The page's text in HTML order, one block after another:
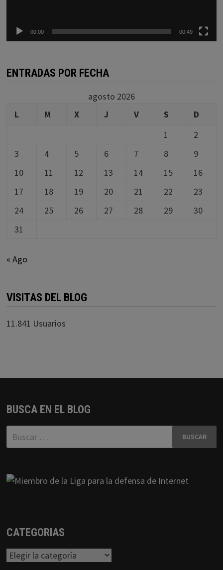
00:00 00:49
ENTRADAS POR FECHA
agosto 2026
L
M X J V S
D
1
2
3
4 5 6 7 8
9
10
11 12 13 14 15
16
17
18 19 20 21 22
23
24
25 26 27 28 29
30
31
« Ago
VISITAS DEL BLOG
11.841 Usuarios
BUSCA EN EL BLOG
Buscar:
CATEGORIAS
Categorias